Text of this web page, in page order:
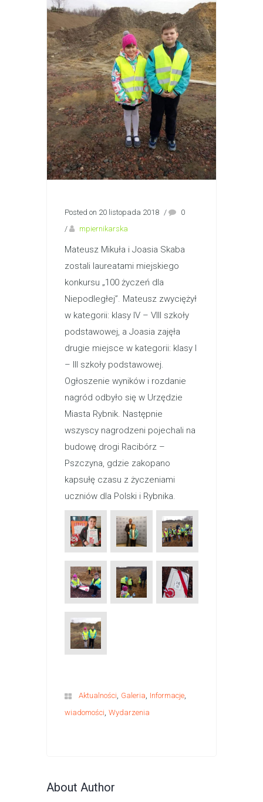
Posted on 20 listopada 2018 /
0
/
mpiernikarska
Mateusz Mikuła i Joasia Skaba
zostali laureatami miejskiego
konkursu „100 życzeń dla
Niepodległej”. Mateusz zwyciężył
w kategorii: klasy IV – VIII szkoły
podstawowej, a Joasia zajęła
drugie miejsce w kategorii: klasy I
– III szkoły podstawowej.
Ogłoszenie wyników i rozdanie
nagród odbyło się w Urzędzie
Miasta Rybnik. Następnie
wszyscy nagrodzeni pojechali na
budowę drogi Racibórz –
Pszczyna, gdzie zakopano
kapsułę czasu z życzeniami
uczniów dla Polski i Rybnika.
Aktualności, Galeria, Informacje,
wiadomości, Wydarzenia
About Author